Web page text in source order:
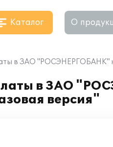
Каталог О
в ЗАО "РОСЭНЕРГОБАНК"
в ЗАО
версия"